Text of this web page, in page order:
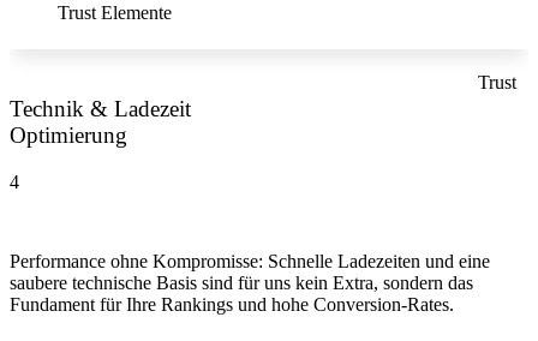
Trust Elemente
Trust
Technik & Ladezeit
Optimierung
4
Performance ohne Kompromisse: Schnelle Ladezeiten und eine
saubere technische Basis sind für uns kein Extra, sondern das
Fundament für Ihre Rankings und hohe Conversion-Rates.